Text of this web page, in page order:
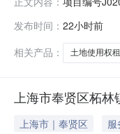
62657272-
发布时间： 22小时前
相关产品：
土地使用权
上海市奉贤区柘
上海市｜奉贤区 服